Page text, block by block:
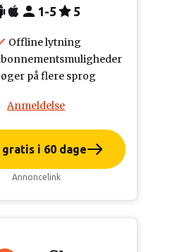
1-5 5
Offline lytning
på flere sprog
Anmeldelse
gratis i 60 dage
Annoncelink